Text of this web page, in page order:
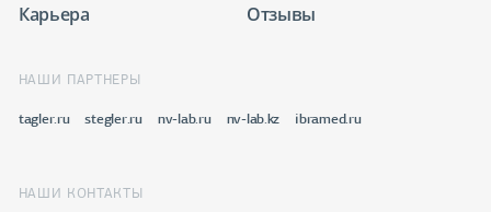
Карьера
Отзывы
НАШИ ПАРТНЕРЫ
tagler.ru stegler.ru nv-lab.ru nv-lab.kz ibramed.ru
НАШИ КОНТАКТЫ